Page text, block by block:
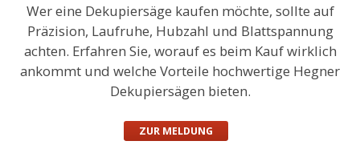
Wer eine Dekupiersäge kaufen möchte, sollte auf
Präzision, Laufruhe, Hubzahl und Blattspannung
achten. Erfahren Sie, worauf es beim Kauf wirklich
ankommt und welche Vorteile hochwertige Hegner
Dekupiersägen bieten.
ZUR MELDUNG